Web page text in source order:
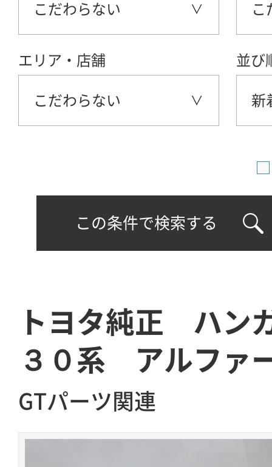
こだわらない こ
エリア・店舗
こだわらない
並び
新
この条件で検索する
トヨタ純正 ハ
３０系 アルファ
GTパーツ関連